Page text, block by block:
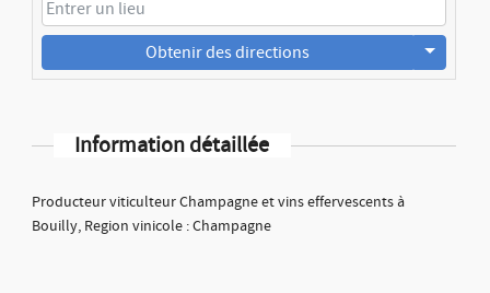
Obtenir des directions
Information détaillée
Producteur viticulteur Champagne et vins effervescents à
Bouilly, Region vinicole : Champagne